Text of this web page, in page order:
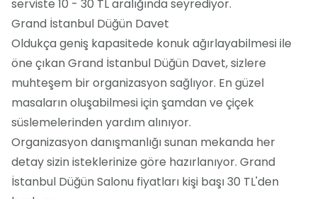
serviste 10 - 30 TL aralığında seyrediyor.
Grand İstanbul Düğün Davet
Oldukça geniş kapasitede konuk ağırlayabilmesi ile
öne çıkan Grand İstanbul Düğün Davet, sizlere
muhteşem bir organizasyon sağlıyor. En güzel
masaların oluşabilmesi için şamdan ve çiçek
süslemelerinden yardım alınıyor.
Organizasyon danışmanlığı sunan mekanda her
detay sizin isteklerinize göre hazırlanıyor. Grand
İstanbul Düğün Salonu fiyatları kişi başı 30 TL'den